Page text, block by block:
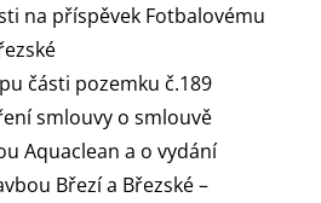
na příspěvek Fotbalovému
části pozemku č.189
smlouvy o smlouvě
Aquaclean a o vydání
Březí a Březské –